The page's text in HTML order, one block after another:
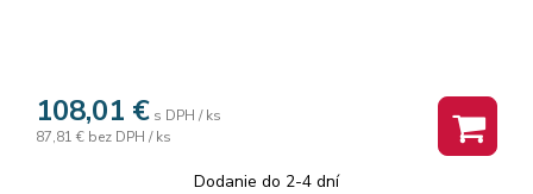
108,01 € s DPH / ks
87,81 € bez DPH / ks
Dodanie do 2-4 dní